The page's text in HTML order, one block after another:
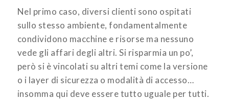
Nel primo caso, diversi clienti sono ospitati
sullo stesso ambiente, fondamentalmente
condividono macchine e risorse ma nessuno
vede gli affari degli altri. Si risparmia un po’,
però si è vincolati su altri temi come la versione
o i layer di sicurezza o modalità di accesso…
insomma qui deve essere tutto uguale per tutti.